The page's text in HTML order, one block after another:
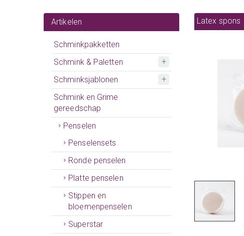
Artikelen
Schminkpakketten
Schmink & Paletten
Schminksjablonen
Schmink en Grime
gereedschap
Penselen
Penselensets
Ronde penselen
Platte penselen
Stippen en
bloemenpenselen
Superstar
Latex spons